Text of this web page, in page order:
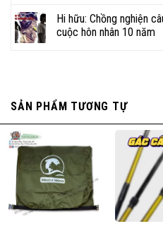
Hi hữu: Chồng nghiện
cuộc hôn nhân 10 năm
SẢN PHẨM TƯƠNG TỰ